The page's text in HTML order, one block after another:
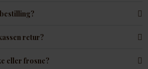
retur?
eller frosne?